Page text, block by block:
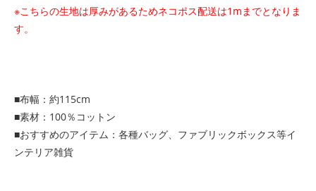
※こちらの生地は厚みがあるためネコポス配送は1mまでとなりま
す。
■布幅：約115cm
■素材：100％コットン
■おすすめのアイテム：各種バッグ、ファブリックボックス等イ
ンテリア雑貨